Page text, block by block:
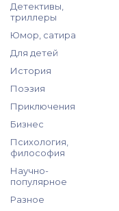
Детективы,
триллеры
Юмор, сатира
Для детей
История
Поэзия
Приключения
Бизнес
Психология,
философия
Научно-
популярное
Разное